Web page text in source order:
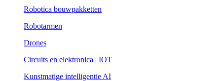
Robotica bouwpakketten
Robotarmen
Drones
Circuits en elektronica | IOT
Kunstmatige intelligentie AI